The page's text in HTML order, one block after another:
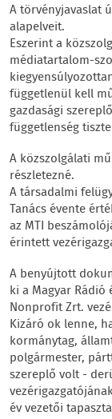
A törvényjavaslat
alapelveit.
Eszerint a
médiatartalom-
függetlenül kell
gazdasági
függetlenség
A közszolgálati
részletezné.
A társadalmi
Tanács évente
az MTI
érintett
A benyújtott
ki a Magyar Rádió
Nonprofit Zrt.
Kizáró ok lenne,
kormánytag,
polgármester,
szereplő volt -
év vezetői